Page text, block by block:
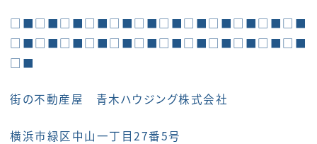
□■□■□■□■□■□■□■□■□■□■□■□■
□■□■□■□■□■□■□■□■□■□■□■□■
□■
街の不動産屋 青木ハウジング株式会社
横浜市緑区中山一丁目27番5号